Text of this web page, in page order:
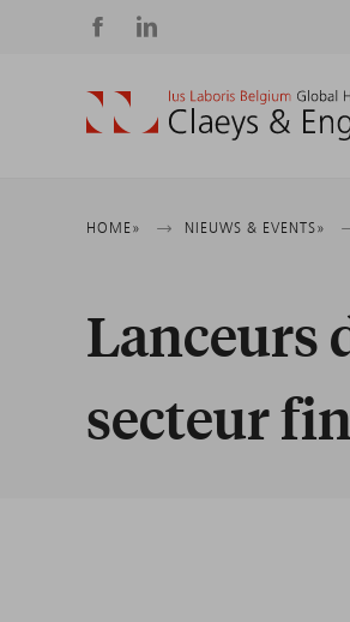
Social
media
Kruimelpad
HOME NIEUWS & EVENTS
Lanceurs
secteur